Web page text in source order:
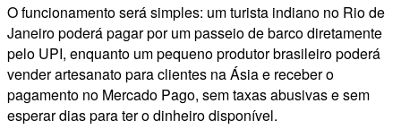
O funcionamento será simples: um turista indiano no Rio de
Janeiro poderá pagar por um passeio de barco diretamente
pelo UPI, enquanto um pequeno produtor brasileiro poderá
vender artesanato para clientes na Ásia e receber o
pagamento no Mercado Pago, sem taxas abusivas e sem
esperar dias para ter o dinheiro disponível.